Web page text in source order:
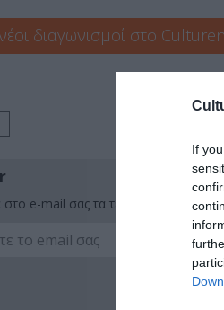
If
διαγωνισμοί στο
e-mail σας τα τελευταία νέα για